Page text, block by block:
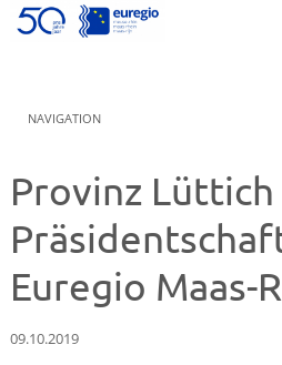
NAVIGATION
Provinz
Euregio Maas-
09.10.2019